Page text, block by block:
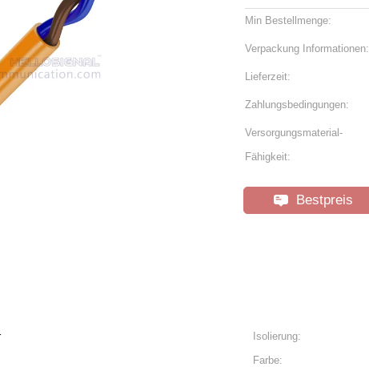
Min Bestellmenge:
Verpackung Informationen:
Lieferzeit:
Zahlungsbedingungen:
Versorgungsmaterial-
Fähigkeit:
Bestpreis
Isolierung:
Farbe: